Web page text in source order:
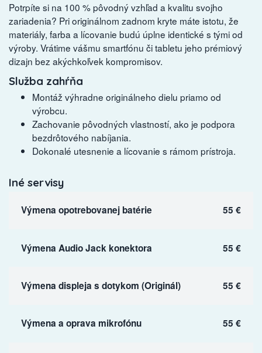
Potrpíte si na 100 % pôvodný vzhľad a kvalitu svojho
zariadenia? Pri originálnom zadnom kryte máte istotu, že
materiály, farba a lícovanie budú úplne identické s tými od
výroby. Vrátime vášmu smartfónu či tabletu jeho prémiový
dizajn bez akýchkoľvek kompromisov.
Služba zahŕňa
Montáž výhradne originálneho dielu priamo od
výrobcu.
Zachovanie pôvodných vlastností, ako je podpora
bezdrôtového nabíjania.
Dokonalé utesnenie a lícovanie s rámom prístroja.
Iné servisy
Výmena opotrebovanej batérie 55 €
Výmena Audio Jack konektora 55 €
Výmena displeja s dotykom (Originál) 55 €
Výmena a oprava mikrofónu 55 €